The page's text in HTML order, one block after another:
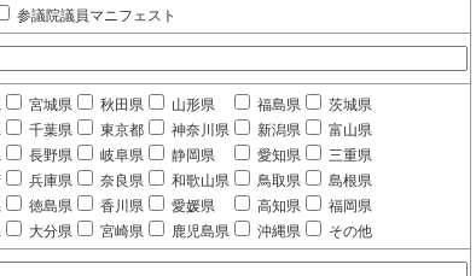
参議院議員マニフェスト
宮城県 秋田県 山形県 福島県
茨城県
千葉県 東京都 神奈川県 新潟県
富山県
長野県 岐阜県 静岡県 愛知県
三重県
兵庫県 奈良県 和歌山県 鳥取県
島根県
徳島県 香川県 愛媛県 高知県
福岡県
大分県 宮崎県 鹿児島県 沖縄県 その他